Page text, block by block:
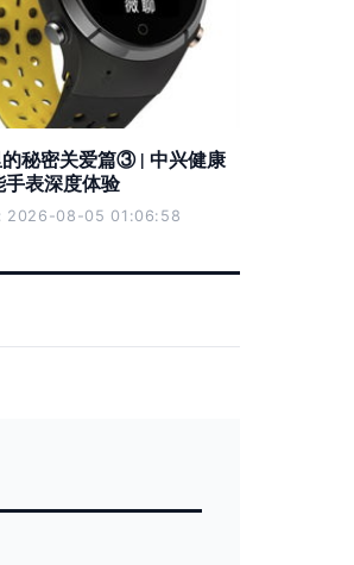
秘密关爱篇③ | 中兴健康
手表深度体验
2026-08-05 01:06:58